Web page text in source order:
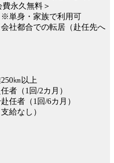
永久無料＞
単身・家族で利用可
社都合での転居（赴任先へ
㎞以上
者（1回/2カ月）
任者（1回/6カ月）
給なし）